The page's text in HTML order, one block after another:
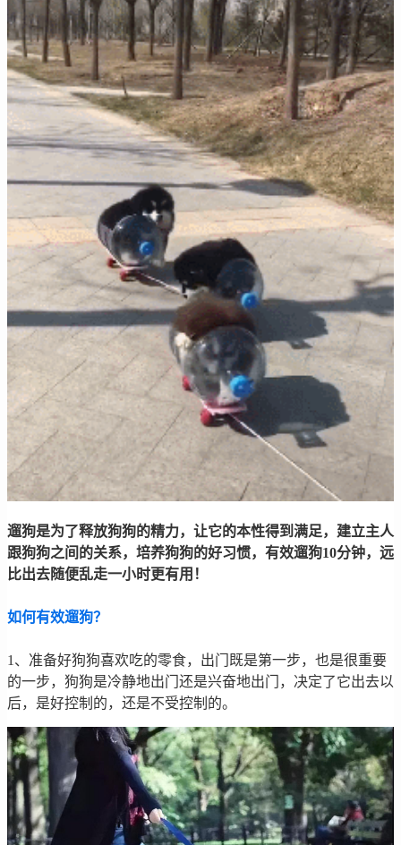
遛狗是为了释放狗狗的精力，让它的本性得到满足，建立主人
跟狗狗之间的关系，培养狗狗的好习惯，有效遛狗10分钟，远
比出去随便乱走一小时更有用！
如何有效遛狗？
1、准备好狗狗喜欢吃的零食，出门既是第一步，也是很重要
的一步，狗狗是冷静地出门还是兴奋地出门，决定了它出去以
后，是好控制的，还是不受控制的。